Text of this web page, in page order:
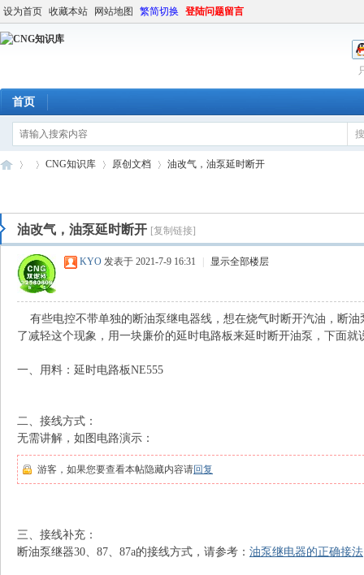
设为首页 收藏本站 网站地图 繁简切换 登陆问题留言
首页
C » ›
CNG知识库
›
原创文档
›
油改气，油泵延时断开
油改气，油泵延时断开 [复制链接]
KYO 发表于 2021-7-9 16:31 显示全部楼层
有些电控不带单独的断油泵继电器线，想在烧气时断开汽油，断
了减轻这个现象，用一块廉价的延时电路板来延时断开油泵，下面就
一、用料：延时电路板NE555
二、接线方式：
无需讲解，如图电路演示：
游客，如果您要查看本帖隐藏内容请回复
三、接线补充：
断油泵继器30、87、87a的接线方式，请参考： 油泵继电器的正确接法